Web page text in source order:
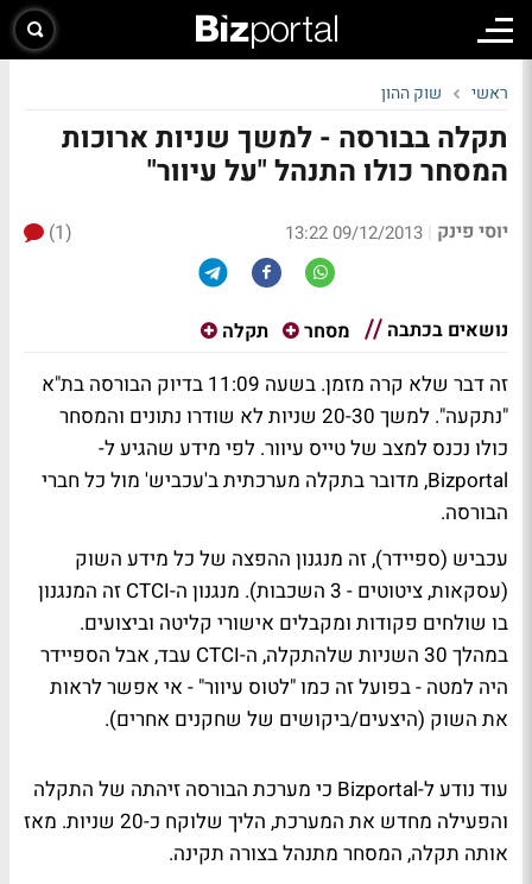
ראשי שוק ההון
תקלה בבורסה - למשך שניות ארוכות
המסחר כולו התנהל "על עיוור"
יוסי פינק |
09/12/2013 13:22
(1)
נושאים בכתבה מסחר תקלה
זה דבר שלא קרה מזמן. בשעה 11:09 בדיוק הבורסה בת"א
"נתקעה". למשך 20-30 שניות לא שודרו נתונים והמסחר
כולו נכנס למצב של טייס עיוור. לפי מידע שהגיע ל-
Bizportal, מדובר בתקלה מערכתית ב'עכביש' מול כל חברי
הבורסה.
עכביש (ספיידר), זה מנגנון ההפצה של כל מידע השוק
(עסקאות, ציטוטים - 3 השכבות). מנגנון ה-CTCI זה המנגנון
בו שולחים פקודות ומקבלים אישורי קליטה וביצועים.
במהלך 30 השניות שלהתקלה, ה-CTCI עבד, אבל הספיידר
היה למטה - בפועל זה כמו "לטוס עיוור" - אי אפשר לראות
את השוק (היצעים/ביקושים של שחקנים אחרים).
עוד נודע ל-Bizportal כי מערכת הבורסה זיהתה של התקלה
והפעילה מחדש את המערכת, הליך שלוקח כ-20 שניות. מאז
אותה תקלה, המסחר מתנהל בצורה תקינה.